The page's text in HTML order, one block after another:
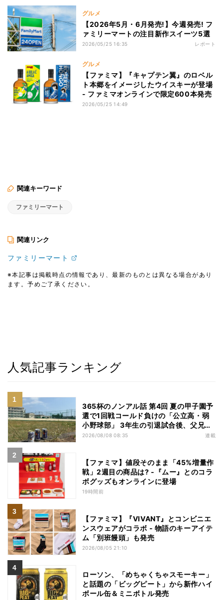
グルメ
【2026年5月・6月発売!】今週発売! フ
ァミリーマートの注目新作スイーツ5選
2026/05/25 16:35 レポート
グルメ
【ファミマ】『キャプテン翼』のロベル
ト本郷をイメージしたウイスキーが登場
- ファミマオンラインで限定600本発売
2026/05/25 14:49
関連キーワード
ファミリーマート
関連リンク
ファミリーマート
※本記事は掲載時点の情報であり、最新のものとは異なる場合があり
ます。予めご了承ください。
人気記事ランキング
365杯のノンアル話 第4回 夏の甲子園予
選で1回戦コールド負けの「公立高・弱
小野球部」 3年生の引退試合後、父兄
が“現場”で取り出したのは……
2026/08/08 08:35 連載
【ファミマ】値段そのまま「45%増量作
戦」2週目の商品は? -『ムー』とのコラ
ボグッズもオンラインに登場
19時間前
【ファミマ】『VIVANT』とコンビニエ
ンスウェアがコラボ - 物語のキーアイテ
ム「別班饅頭」も発売
2026/08/05 21:10
ローソン、「めちゃくちゃスモーキー」
と話題の「ビッグピート」から新作ハイ
ボール缶＆ミニボトル発売